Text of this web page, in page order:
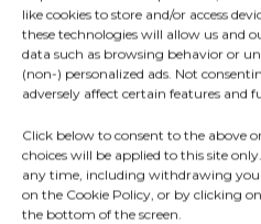
like cookies to store and/or access
these technologies will allow us and
data such as browsing behavior or
(non-) personalized ads. Not
adversely affect certain features and
Click below to consent to the above
choices will be applied to this site
any time, including withdrawing
on the Cookie Policy, or by clicking
the bottom of the screen.
консервированию
время:
В большинстве регионов
клубники очищали и
открытых участках в
периода теплой погоды.
погоде кусты начали